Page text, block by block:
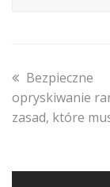
previous
post:
Bezpieczne
opryskiwanie
zasad, które